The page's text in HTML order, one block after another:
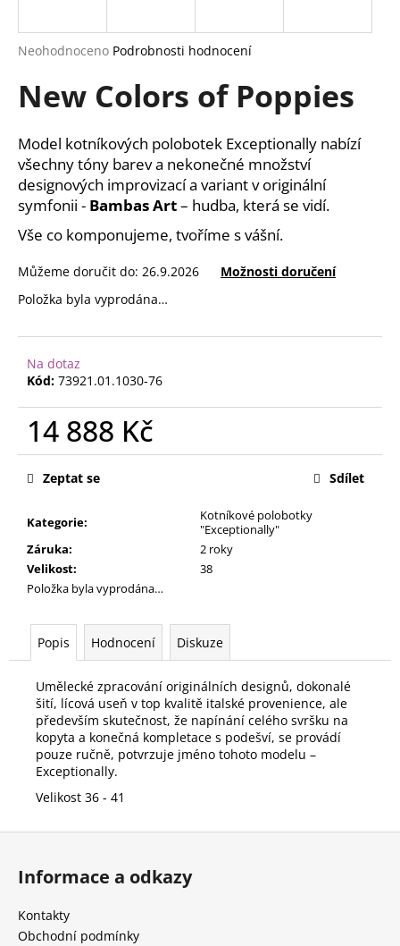
Průměrné
produktu
je
z
5
hvězdiček.
Neohodnoceno Podrobnosti hodnocení
New Colors of Poppies
Model kotníkových polobotek Exceptionally nabízí
všechny tóny barev a nekonečné množství
designových improvizací a variant v originální
symfonii - Bambas Art– hudba, která se vidí.
Vše co komponujeme, tvoříme s vášní.
Můžeme doručit do: 26.9.2026
Možnosti doručení
Položka byla vyprodána…
Na dotaz
Kód: 73921.01.1030-76
14 888 Kč
Měrná
Kategorie:
Kotníkové polobotky
"Exceptionally"
Záruka:
2 roky
Velikost:
38
Položka byla vyprodána…
Zeptat se Sdílet
Popis Hodnocení Diskuze
Umělecké zpracování originálních designů, dokonalé
šití, lícová useň v top kvalitě italské provenience, ale
především skutečnost, že napínání celého svršku na
kopyta a konečná kompletace s podešví, se provádí
pouze ručně, potvrzuje jméno tohoto modelu –
Exceptionally.
Velikost 36 - 41
j
t
?
HLEDAT
o
o
u
č
e
m
Z
Informace a odkazy
Kontakty
Obchodní podmínky